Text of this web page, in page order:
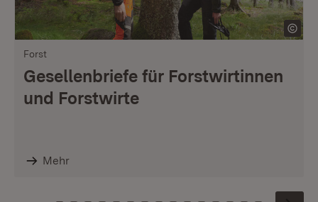
Forst
Gesellenbriefe für Forstwirtinnen
und Forstwirte
Mehr